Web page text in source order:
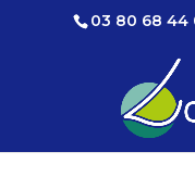
03 80 68 44